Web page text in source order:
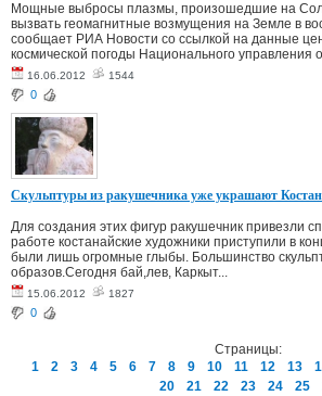
Мощные выбросы плазмы, произошедшие на
вызвать геомагнитные возмущения на Земле в
сообщает РИА Новости со ссылкой на данные
космической погоды Национального управления
16.06.2012 1544
0
Скульптуры из ракушечника уже украшают
Для создания этих фигур ракушечник привезли
работе костанайские художники приступили в
были лишь огромные глыбы. Большинство
образов.Сегодня бай,лев, Каркыт...
15.06.2012 1827
0
Страницы:
1
2 3 4 5 6 7 8 9 10 11 12 13
20
21 22 23 24 25